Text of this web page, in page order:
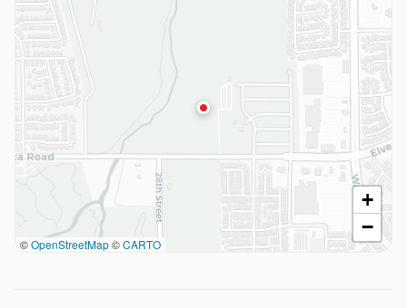
©OpenStreetMap©CARTO
+
−